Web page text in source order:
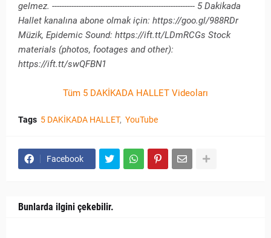
gelmez. ----------------------------------------------------------- 5 Dakikada
Hallet kanalına abone olmak için: https://goo.gl/988RDr
Müzik, Epidemic Sound: https://ift.tt/LDmRCGs Stock
materials (photos, footages and other):
https://ift.tt/swQFBN1
Tüm 5 DAKİKADA HALLET Videoları
Tags 5 DAKİKADA HALLET YouTube
Facebook
Bunlarda ilgini çekebilir.